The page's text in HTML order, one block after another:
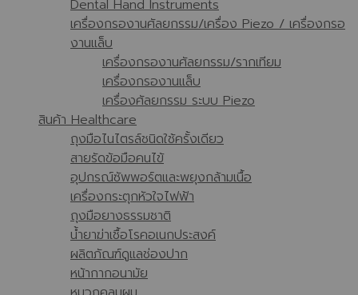
Dental Hand Instruments
เครื่องกรองานศัลยกรรม/เครื่อง Piezo / เครื่องกรอ
งานแล็บ
เครื่องกรองานศัลยกรรม/รากเทียม
เครื่องกรองานแล็บ
เครื่องศัลยกรรม ระบบ Piezo
สินค้า Healthcare
ถุงมือไนไตรล์ชนิดใช้ครั้งเดียว
สายรัดข้อมือคนไข้
อุปกรณ์ซัพพอร์ตและพยุงกล้ามเนื้อ
เครื่องกระตุกหัวใจไฟฟ้า
ถุงมือยางธรรมชาติ
น้ำยาฆ่าเชื้อโรคอเนกประสงค์
ผลิตภัณฑ์ดูแลช่องปาก
หน้ากากอนามัย